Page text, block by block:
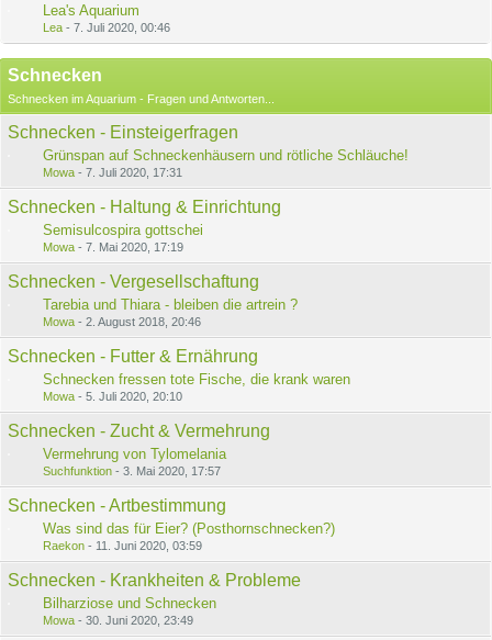
Lea's Aquarium
Lea - 7. Juli 2020, 00:46
Schnecken
Schnecken im Aquarium - Fragen und Antworten...
Schnecken - Einsteigerfragen
Grünspan auf Schneckenhäusern und rötliche Schläuche!
Mowa - 7. Juli 2020, 17:31
Schnecken - Haltung & Einrichtung
Semisulcospira gottschei
Mowa - 7. Mai 2020, 17:19
Schnecken - Vergesellschaftung
Tarebia und Thiara - bleiben die artrein ?
Mowa - 2. August 2018, 20:46
Schnecken - Futter & Ernährung
Schnecken fressen tote Fische, die krank waren
Mowa - 5. Juli 2020, 20:10
Schnecken - Zucht & Vermehrung
Vermehrung von Tylomelania
Suchfunktion - 3. Mai 2020, 17:57
Schnecken - Artbestimmung
Was sind das für Eier? (Posthornschnecken?)
Raekon - 11. Juni 2020, 03:59
Schnecken - Krankheiten & Probleme
Bilharziose und Schnecken
Mowa - 30. Juni 2020, 23:49